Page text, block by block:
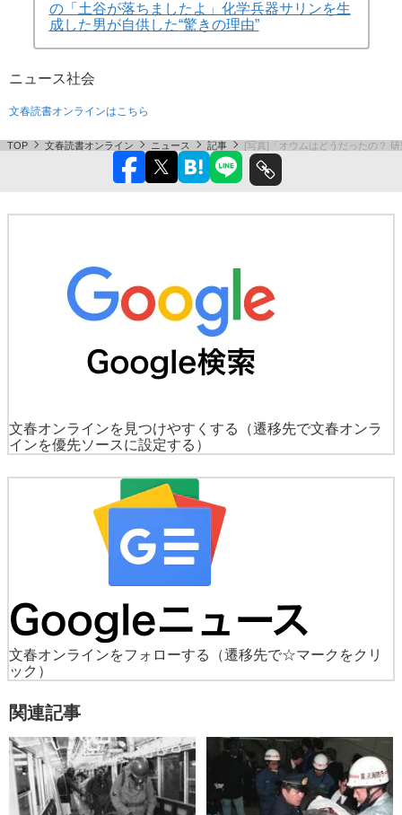
の「土谷が落ちましたよ」化学兵器サリンを生
成した男が自供した“驚きの理由”
ニュース社会
文春読書オンラインはこちら
TOP 文春読書オンライン ニュース 記事 [写真]「オウムはどうだったの？
文春オンラインを見つけやすくする
（遷移先で文春オンラ
インを優先ソースに設定する）
文春オンラインをフォローする
（遷移先で☆マークをクリ
ック）
関連記事